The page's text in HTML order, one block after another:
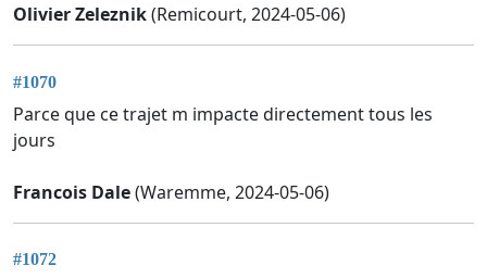
Olivier Zeleznik(Remicourt, 2024-05-06)
#1070
Parce que ce trajet m impacte directement tous les
jours
Francois Dale(Waremme, 2024-05-06)
#1072